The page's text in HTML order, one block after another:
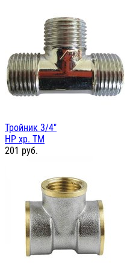
Тройник 3/4"
НР хр. TM
201 руб.